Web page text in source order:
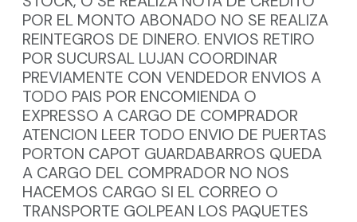
POR EL MONTO ABONADO NO SE REALIZA
REINTEGROS DE DINERO. ENVIOS RETIRO
POR SUCURSAL LUJAN COORDINAR
PREVIAMENTE CON VENDEDOR ENVIOS A
TODO PAIS POR ENCOMIENDA O
EXPRESSO A CARGO DE COMPRADOR
ATENCION LEER TODO ENVIO DE PUERTAS
PORTON CAPOT GUARDABARROS QUEDA
A CARGO DEL COMPRADOR NO NOS
HACEMOS CARGO SI EL CORREO O
TRANSPORTE GOLPEAN LOS PAQUETES